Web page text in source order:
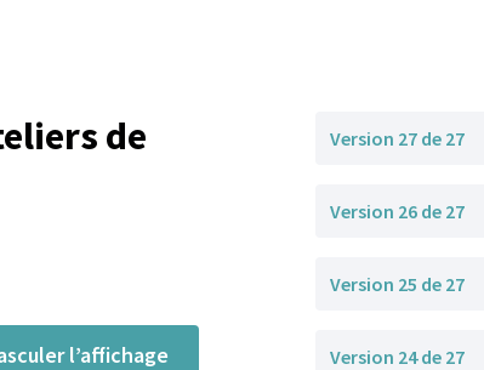
de
l’affichage
Version 27 de 27
Version 26 de 27
Version 25 de 27
Version 24 de 27